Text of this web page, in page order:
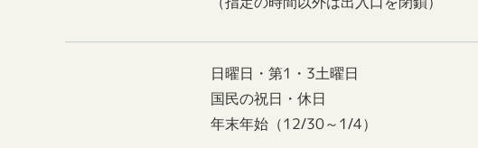
日曜日・第1・3土曜日
国民の祝日・休日
年末年始（12/30～1/4）